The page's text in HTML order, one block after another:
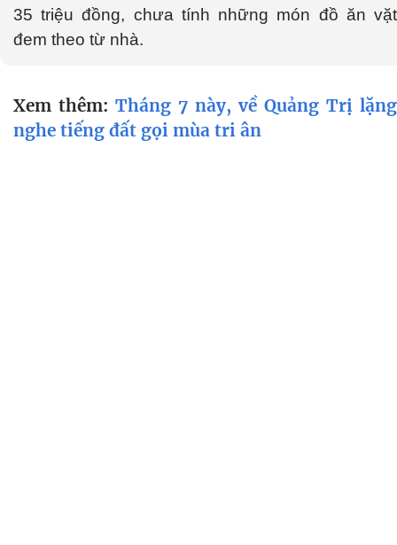
35 triệu đồng, chưa tính những món đồ ăn vặt
đem theo từ nhà.
Xem thêm: Tháng 7 này, về Quảng Trị lặng
nghe tiếng đất gọi mùa tri ân